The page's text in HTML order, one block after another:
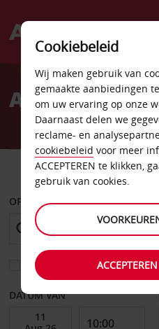
Welcome
AvisAutoverhuur
AUTO
OPHALEN OP
Kies een ander afleverpunt
DATUM VAN
Cookiebeleid
Wij maken gebruik van
gemaakte aanbiedingen
om uw ervaring op onze
Daarnaast delen we
reclame- en
cookiebeleid voor meer
ACCEPTEREN te klikken,
gebruik van cookies.